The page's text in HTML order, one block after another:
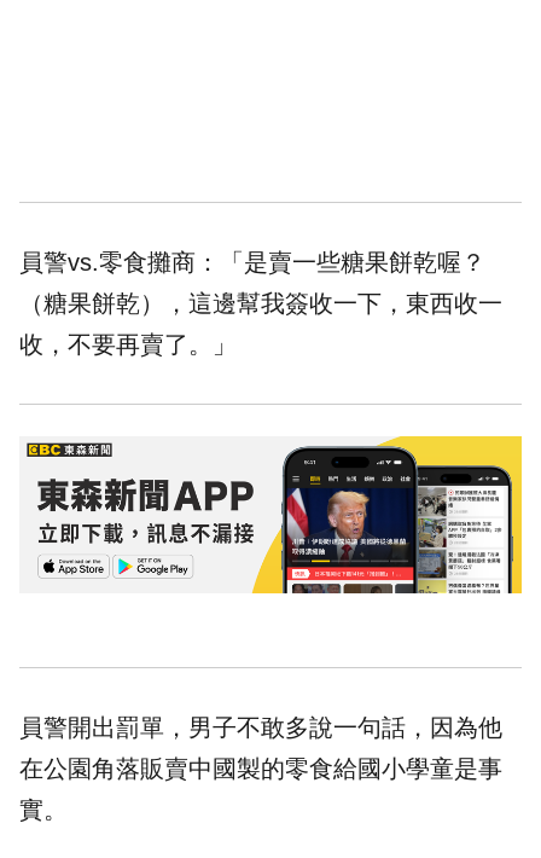
員警vs.零食攤商：「是賣一些糖果餅乾喔？
（糖果餅乾），這邊幫我簽收一下，東西收一
收，不要再賣了。」
員警開出罰單，男子不敢多說一句話，因為他
在公園角落販賣中國製的零食給國小學童是事
實。